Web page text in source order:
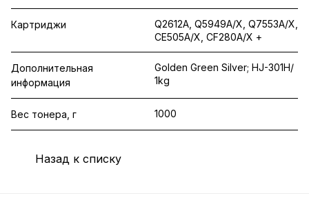
Картриджи
Q2612A, Q5949A/X, Q7553A/X,
CE505A/X, CF280A/X +
Дополнительная
информация
Golden Green Silver; HJ-301H/
1kg
Вес тонера, г 1000
Назад к списку